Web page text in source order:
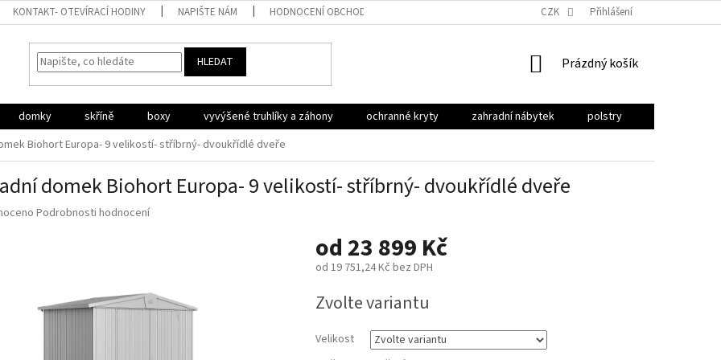
KONTAKT- OTEVÍRACÍ HODINY NAPIŠTE NÁM HODNOCENÍ OBCHODU PODMÍNKY OCHRANY OSOBNÍCH ÚDAJŮ
CZK Přihlášení
HLEDAT
NÁKUPNÍ
Prázdný košík
domky skříně boxy vyvýšené truhlíky a záhony ochranné kryty zahradní nábytek polstry
Biohort Europa- 9 velikostí- stříbrný- dvoukřídlé dveře
domek Biohort Europa- 9 velikostí- stříbrný- dvoukřídlé dveře
Podrobnosti hodnocení
od 23 899 Kč
od 19 751,24 Kč bez DPH
cena:
Zvolte variantu
Velikost